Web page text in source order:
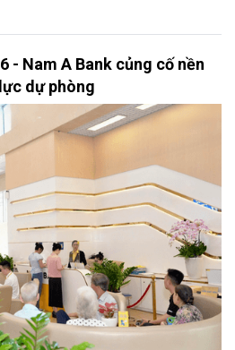
- Nam A Bank củng cố nền
dự phòng